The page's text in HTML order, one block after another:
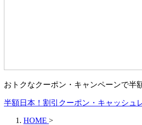
おトクなクーポン・キャンペーンで半
半額日本！割引クーポン・キャッシュ
HOME >